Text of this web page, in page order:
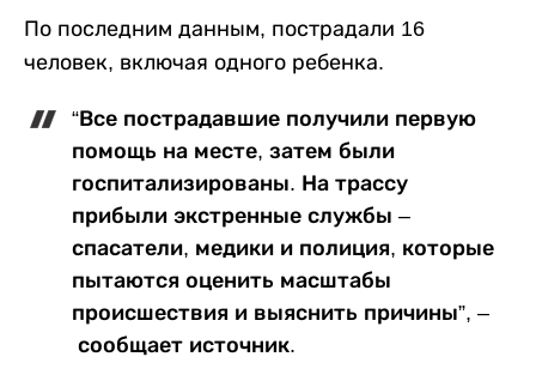
По последним данным, пострадали 16
человек, включая одного ребенка.
“Все пострадавшие получили первую
помощь на месте, затем были
госпитализированы. На трассу
прибыли экстренные службы –
спасатели, медики и полиция, которые
пытаются оценить масштабы
происшествия и выяснить причины”, –
сообщает источник.